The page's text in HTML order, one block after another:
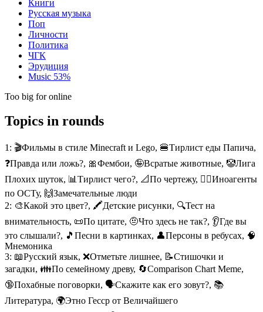
Книги
Русская музыка
Поп
Личности
Политика
ЧГК
Эрудиция
Music 53%
Too big for online
Topics in rounds
1: 🎬Фильмы в стиле Minecraft и Lego, 🍔Тирлист еды Папича,
❓Правда или ложь?, 🎀Фембои, 🤪Всратые животные, 🤡Лига
Плохих шуток, 📊Тирлист чего?, 📐По чертежу, 🕵️‍♂️Иноагенты
по ОСТу, 🙌Замечательные люди
2: 🎨Какой это цвет?, 🖍️Детские рисунки, 🔍Тест на
внимательность, 📜По цитате, 🤨Что здесь не так?, 👂Где вы
это слышали?, 🎵Песни в картинках, 👤Персоны в ребусах, 🧠
Мнемоника
3: 📖Русский язык, ❌Отметьте лишнее, 📝Стишочки и
загадки, 👪По семейному древу, 🔄Comparison Chart Meme,
🔞Похабные поговорки, 🗣️Скажите как его зовут?, 📚
Литература, 🌍Этно Гесср от Величайшего